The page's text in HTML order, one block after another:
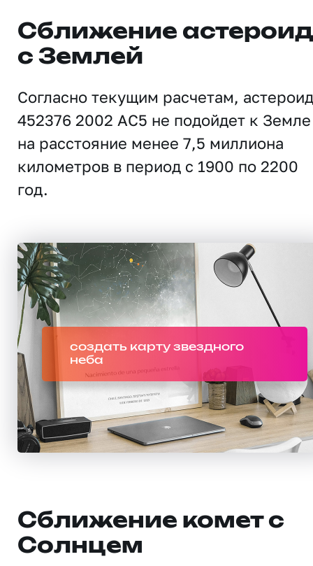
Сближение
с Землей
Согласно текущим расчетам, астероид
452376 2002 AC5 не подойдет к Земле
на расстояние менее 7,5 миллиона
километров в период с 1900 по 2200
год.
создать карту звездного
неба
Сближение комет с
Солнцем